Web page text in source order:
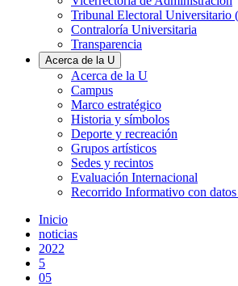
Tribunal Electoral Universitario
Contraloría Universitaria
Transparencia
Acerca de la U
Acerca de la U
Campus
Marco estratégico
Historia y símbolos
Deporte y recreación
Grupos artísticos
Sedes y recintos
Evaluación Internacional
Recorrido Informativo con
Inicio
noticias
2022
5
05